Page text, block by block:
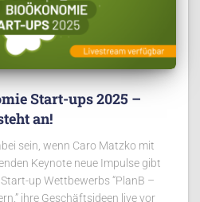
Start-ups 2025 –
an!
sein, wenn Caro Matzko mit
Keynote neue Impulse gibt
up Wettbewerbs “PlanB –
ihre Geschäftsideen live vor